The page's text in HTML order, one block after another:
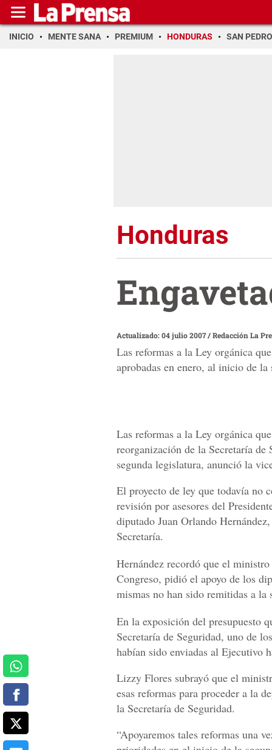
INICIO MENTE SANA PREMIUM HONDURAS SAN PEDRO
Honduras
Actualizado: 04 julio 2007/Redacción La
Las reformas a la Ley orgánica
aprobadas en enero, al inicio de
Las reformas a la Ley orgánica
reorganización de la Secretaría
segunda legislatura, anunció la
El proyecto de ley que todavía no
revisión por asesores del
diputado Juan Orlando
Secretaría.
Hernández recordó que el
Congreso, pidió el apoyo de los
mismas no han sido remitidas a la
En la exposición del presupuesto
Secretaría de Seguridad, uno de
habían sido enviadas al Ejecutivo
Lizzy Flores subrayó que el
esas reformas para proceder a la
la Secretaría de Seguridad.
“Apoyaremos tales reformas una